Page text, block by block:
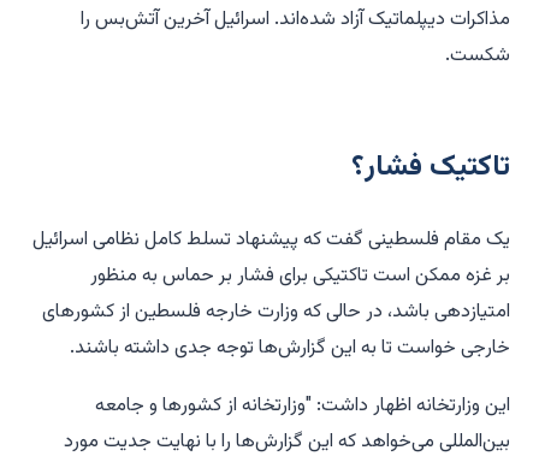
مذاکرات دیپلماتیک آزاد شده‌اند. اسرائیل آخرین آتش‌بس را
شکست.
تاکتیک فشار؟
یک مقام فلسطینی گفت که پیشنهاد تسلط کامل نظامی اسرائیل
بر غزه ممکن است تاکتیکی برای فشار بر حماس به منظور
امتیازدهی باشد، در حالی که وزارت خارجه فلسطین از کشورهای
خارجی خواست تا به این گزارش‌ها توجه جدی داشته باشند.
این وزارتخانه اظهار داشت: "وزارتخانه از کشورها و جامعه
بین‌المللی می‌خواهد که این گزارش‌ها را با نهایت جدیت مورد